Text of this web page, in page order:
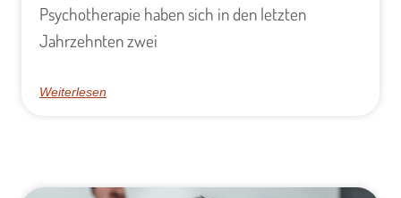
Psychotherapie haben sich in den letzten
Jahrzehnten zwei
Weiterlesen